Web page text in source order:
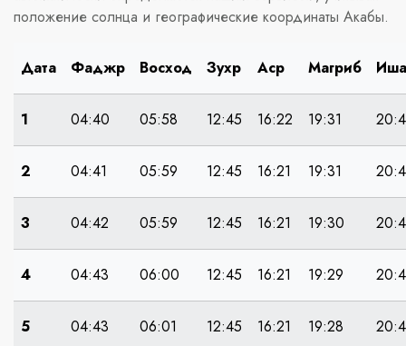
положение солнца и географические координаты Акабы.
Дата Фаджр Восход Зухр Аср Магриб Иша
1 04:40 05:58 12:45 16:22 19:31
2 04:41 05:59 12:45 16:21 19:31
3 04:42 05:59 12:45 16:21 19:30
4 04:43 06:00 12:45 16:21 19:29
5 04:43 06:01 12:45 16:21 19:28